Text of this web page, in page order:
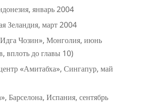
январь 2004
Зеландия, март 2004
Чозин», Монголия, июнь
вплоть до главы 10)
«Амитабха», Сингапур, май
Барселона, Испания, сентябрь